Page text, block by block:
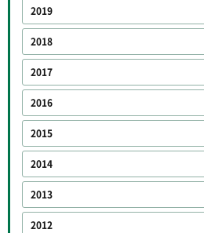
2019
2018
2017
2016
2015
2014
2013
2012